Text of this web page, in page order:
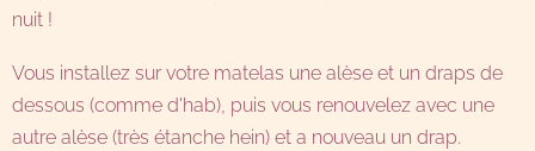
nuit !
Vous installez sur votre matelas une alèse et un draps de
dessous (comme d'hab), puis vous renouvelez avec une
autre alèse (très étanche hein) et a nouveau un drap.